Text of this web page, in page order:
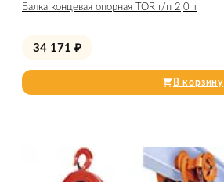
Балка концевая опорная TOR г/п 2,0 т
34 171 ₽
В корзину